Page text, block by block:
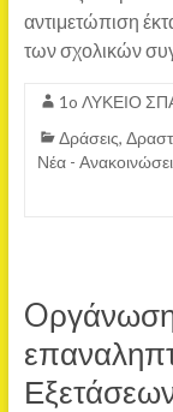
αντιμετώπιση
των σχολικών
1o ΛΥΚΕΙΟ
Δράσεις,
Νέα -
Oργάνωση